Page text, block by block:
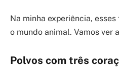
Na minha experiência,
o mundo animal. Vamos ver
Polvos com três